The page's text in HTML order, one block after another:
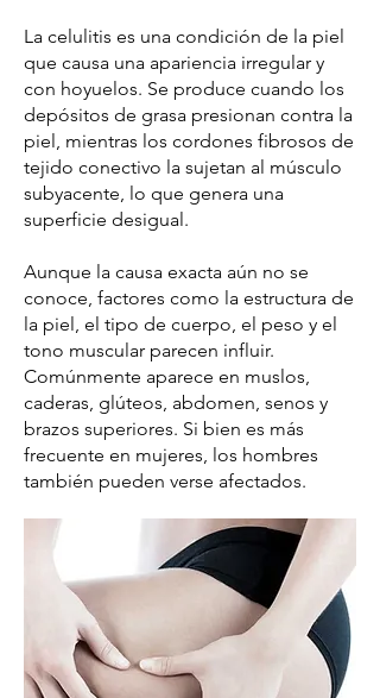
La celulitis es una condición de la piel
que causa una apariencia irregular y
con hoyuelos. Se produce cuando los
depósitos de grasa presionan contra la
piel, mientras los cordones fibrosos de
tejido conectivo la sujetan al músculo
subyacente, lo que genera una
superficie desigual.
Aunque la causa exacta aún no se
conoce, factores como la estructura de
la piel, el tipo de cuerpo, el peso y el
tono muscular parecen influir.
Comúnmente aparece en muslos,
caderas, glúteos, abdomen, senos y
brazos superiores. Si bien es más
frecuente en mujeres, los hombres
también pueden verse afectados.